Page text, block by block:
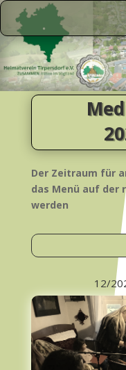
Der Zeitraum für
das Menü auf der
werden
12/